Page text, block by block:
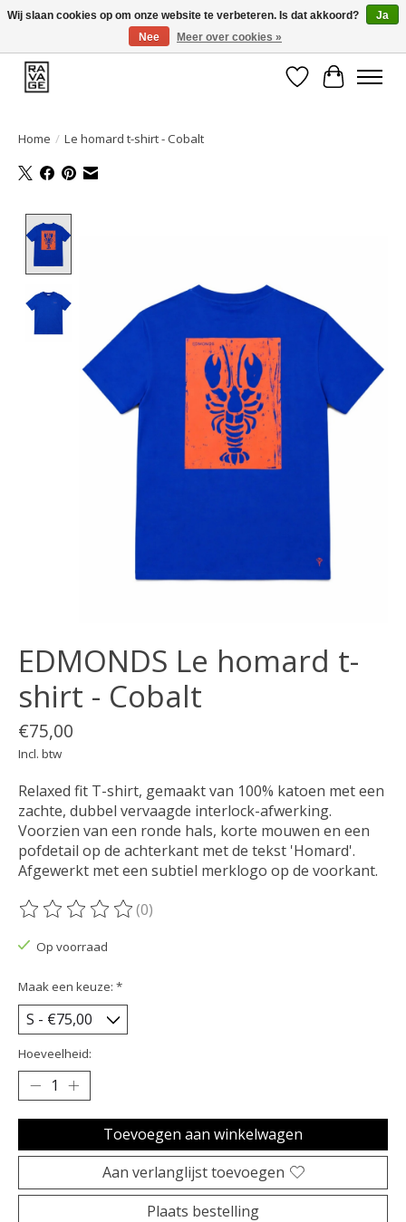
EEN GROOT ASSORTIMENT VAN TOP MERKEN!
Verlanglijst
Home / Le homard t-shirt - Cobalt
EDMONDS Le homard t-
shirt - Cobalt
€75,00
Incl. btw
Relaxed fit T-shirt, gemaakt van 100% katoen met een
zachte, dubbel vervaagde interlock-afwerking.
Voorzien van een ronde hals, korte mouwen en een
pofdetail op de achterkant met de tekst 'Homard'.
Afgewerkt met een subtiel merklogo op de voorkant.
De beoordeling van dit product is
(0)
Op voorraad
Maak een keuze: *
Hoeveelheid:
Toevoegen aan winkelwagen
Aan verlanglijst toevoegen
Plaats bestelling
Wij slaan cookies op om onze website te verbeteren. Is dat akkoord?
Ja
Nee
Meer over cookies »